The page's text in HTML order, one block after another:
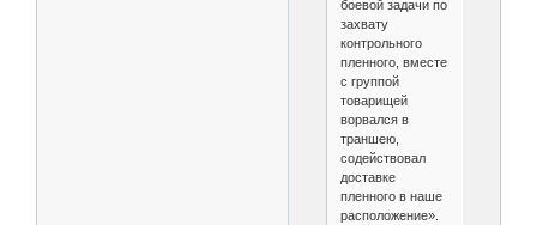
боевой задачи по
захвату
контрольного
пленного, вместе
с группой
товарищей
ворвался в
траншею,
содействовал
доставке
пленного в наше
расположение».